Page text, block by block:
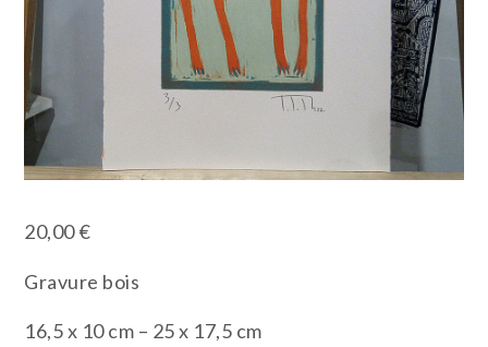
20,00€
Gravure bois
16,5 x 10 cm – 25 x 17,5 cm